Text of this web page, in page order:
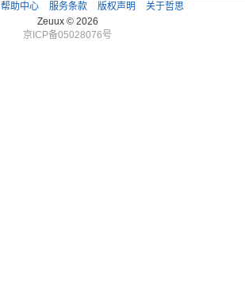
帮助中心 服务条款 版权声明
关于哲思
Zeuux © 2026
京ICP备05028076号